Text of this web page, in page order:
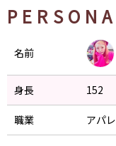
名前
身長 152
職業 アパ